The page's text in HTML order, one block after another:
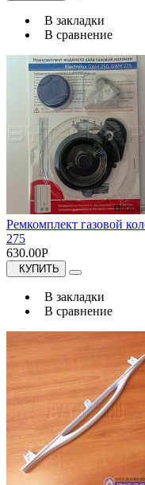
В закладки
В сравнение
Ремкомплект газовой
275
630.00Р
КУПИТЬ
В закладки
В сравнение